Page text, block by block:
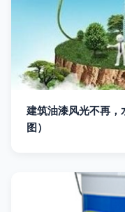
建筑油漆风光不再，
图）